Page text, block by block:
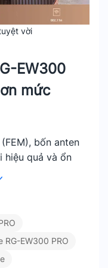
vời
EW300
mức
bốn anten
hiệu quả và ổn
RG-EW300 PRO